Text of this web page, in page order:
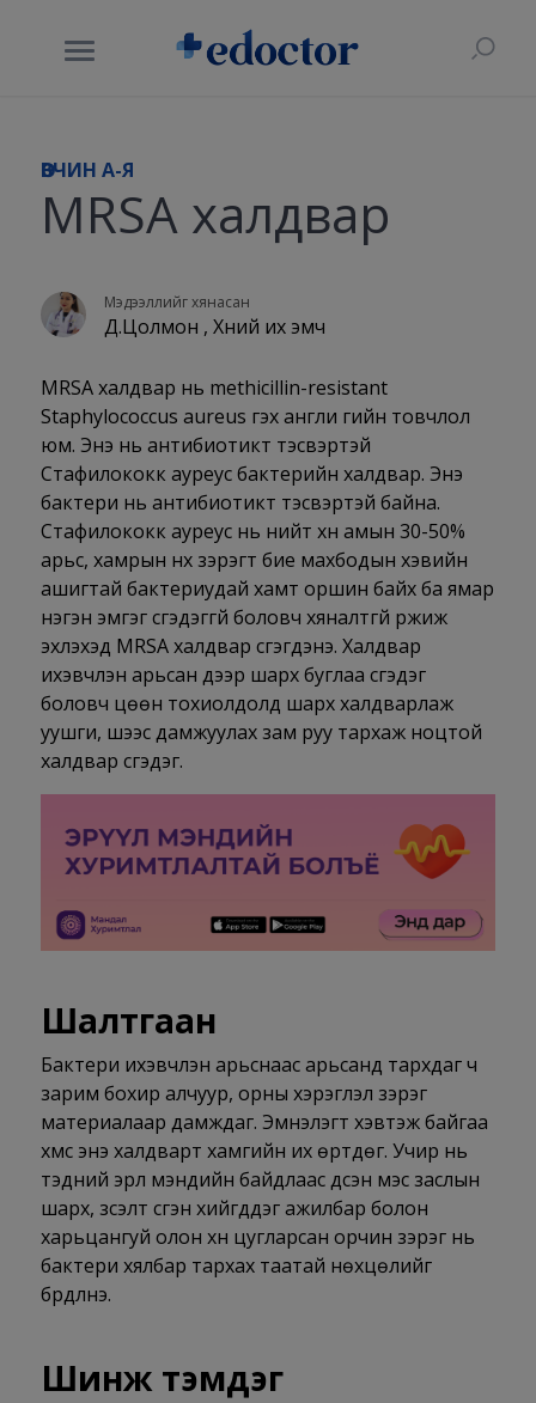
ӨВЧИН A-Я
MRSA халдвар
Мэдээллийг хянасан
Д.Цолмон , Хүний их эмч
MRSA халдвар нь methicillin-resistant
Staphylococcus aureus гэх англи үгийн товчлол
юм. Энэ нь антибиотикт тэсвэртэй
Стафилококк ауреус бактерийн халдвар. Энэ
бактери нь антибиотикт тэсвэртэй байна.
Стафилококк ауреус нь нийт хүн амын 30-50%
арьс, хамрын нүх зэрэгт бие махбодын хэвийн
ашигтай бактериудай хамт оршин байх ба ямар
нэгэн эмгэг үүсгэдэггүй боловч хяналтгүй үржиж
эхлэхэд MRSA халдвар үүсгэгдэнэ. Халдвар
ихэвчлэн арьсан дээр шарх буглаа үүсгэдэг
боловч цөөн тохиолдолд шарх халдварлаж
уушги, шээс дамжуулах зам руу тархаж ноцтой
халдвар үүсгэдэг.
Шалтгаан
Бактери ихэвчлэн арьснаас арьсанд тархдаг ч
зарим бохир алчуур, орны хэрэглэл зэрэг
материалаар дамждаг. Эмнэлэгт хэвтэж байгаа
хүмүүс энэ халдварт хамгийн их өртдөг. Учир нь
тэдний эрүүл мэндийн байдлаас үүдсэн мэс заслын
шарх, зүсэлт үүсгэн хийгддэг ажилбар болон
харьцангуй олон хүн цугларсан орчин зэрэг нь
бактери хялбар тархах таатай нөхцөлийг
бүрдүүлнэ.
Шинж тэмдэг